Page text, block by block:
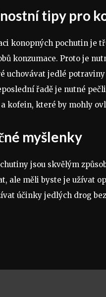
tipy pro
konopných pochutin je
konzumace. Proto je
uchovávat jedlé
řadě je nutné
kofein, které by mohly
myšlenky
jsou skvělým
ale měli byste je užívat
účinky jedlých drog